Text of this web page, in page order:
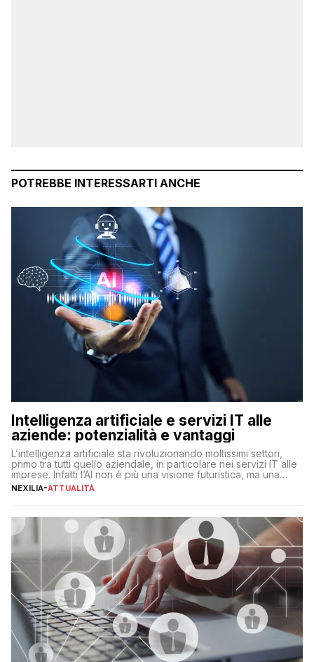
POTREBBE INTERESSARTI ANCHE
Intelligenza artificiale e servizi IT alle
aziende: potenzialità e vantaggi
L’intelligenza artificiale sta rivoluzionando moltissimi settori,
primo tra tutti quello aziendale, in particolare nei servizi IT alle
imprese. Infatti l’AI non è più una visione futuristica, ma una
realtà operativa che sta portando a un cambio significativo in
operazioni, bensì comporta […]
NEXILIA-ATTUALITÀ